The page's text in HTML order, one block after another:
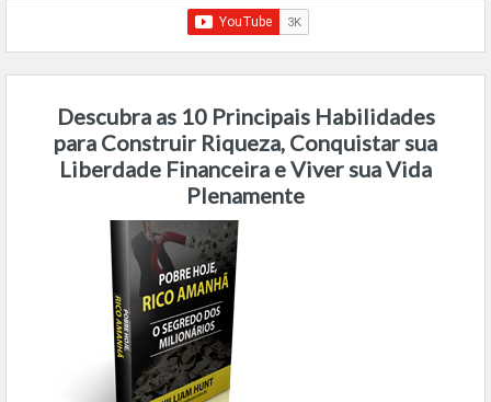
Descubra as 10 Principais Habilidades
para Construir Riqueza, Conquistar sua
Liberdade Financeira e Viver sua Vida
Plenamente